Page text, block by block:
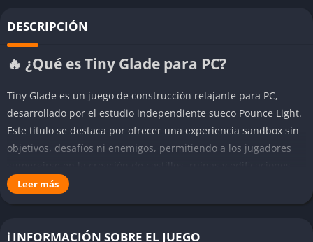
DESCRIPCIÓN
🔥 ¿Qué es Tiny Glade para PC?
Tiny Glade es un juego de construcción relajante para PC,
desarrollado por el estudio independiente sueco Pounce Light.
Este título se destaca por ofrecer una experiencia sandbox sin
objetivos, desafíos ni enemigos, permitiendo a los jugadores
sumergirse en la creación de castillos, ruinas y edificaciones
medievales en un entorno idílico y acogedor. Lanzado en
única meta es construir y relajarse.
Leer más
ℹ️ INFORMACIÓN SOBRE EL JUEGO